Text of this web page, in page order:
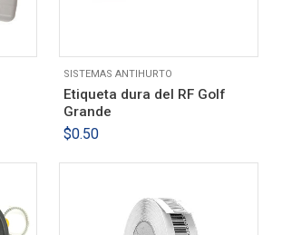
SISTEMAS ANTIHURTO
Etiqueta dura del RF Golf
Grande
$0.50